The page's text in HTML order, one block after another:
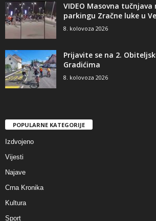
VIDEO Masovna tučnjava
parkingu Zračne luke u
8. kolovoza 2026
Prijavite se na 2.
Gradićima
8. kolovoza 2026
POPULARNE KATEGORIJE
Izdvojeno
Vijesti
Najave
Crna Kronika
Kultura
Sport